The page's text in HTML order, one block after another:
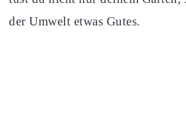
der Umwelt etwas Gutes.